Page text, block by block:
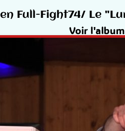
Full-Fight74/ Le
Voir